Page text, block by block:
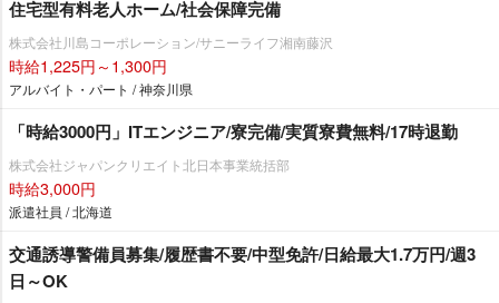
住宅型有料老人ホーム/社会保障完備
株式会社川島コーポレーション/サニーライフ湘南藤沢
時給1,225円～1,300円
アルバイト・パート / 神奈川県
「時給3000円」ITエンジニア/寮完備/実質寮費無料/17時退勤
株式会社ジャパンクリエイト北日本事業統括部
時給3,000円
派遣社員 / 北海道
交通誘導警備員募集/履歴書不要/中型免許/日給最大1.7万円/週3
日～OK